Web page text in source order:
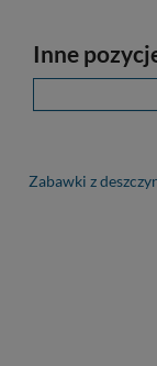
Inne
Zabawki z